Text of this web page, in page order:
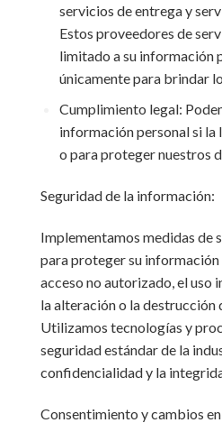
servicios de entrega y
Estos proveedores de
limitado a su información
únicamente para brindar
Cumplimiento legal:
información personal si la
o para proteger nuestros
Seguridad de la información:
Implementamos medidas de
para proteger su
acceso no autorizado, el uso
la alteración o la destrucción
Utilizamos tecnologías y
seguridad estándar de la
confidencialidad y la
Consentimiento y cambios